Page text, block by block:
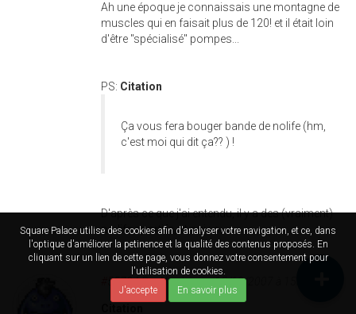
Square Palace utilise des cookies afin d'analyser votre navigation, et ce, dans
l'optique d'améliorer la petinence et la qualité des contenus proposés. En
cliquant sur un lien de cette page, vous donnez votre consentement pour
l'utilisation de cookies.
J'accepte
En savoir plus
Ah une époque je connaissais une montagne de
muscles qui en faisait plus de 120! et il était loin
d'être "spécialisé" pompes...
PS: Citation
Ça vous fera bouger bande de nolife (hm,
c'est moi qui dit ça?? ) !
D'après ce que j'ai entendu, il y a des (vraiment)
no-life sportifs, et oui : o.
#55724ParNuule sam 15/12/2007 à 15h55